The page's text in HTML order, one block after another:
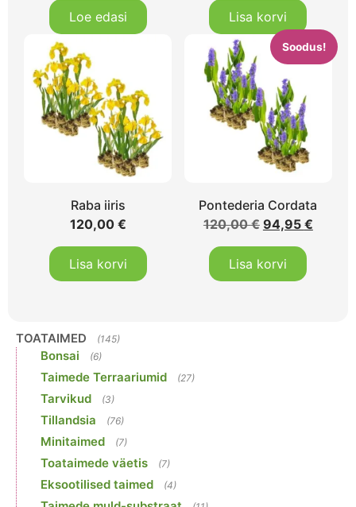
Loe edasi Lisa korvi
Raba iiris
120,00 €
Lisa korvi
Soodus!
Pontederia Cordata
120,00€ 94,95 €
Lisa korvi
TOATAIMED (145)
Bonsai (6)
Taimede Terraariumid (27)
Tarvikud (3)
Tillandsia (76)
Minitaimed (7)
Toataimede väetis (7)
Eksootilised taimed (4)